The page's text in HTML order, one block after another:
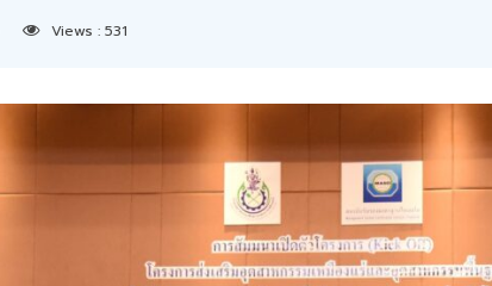
Views : 531